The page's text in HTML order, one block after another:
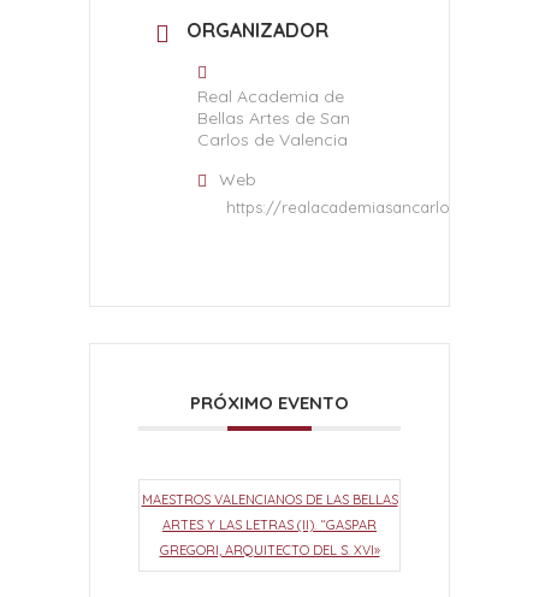
ORGANIZADOR
Real Academia de
Bellas Artes de San
Carlos de Valencia
Web
https://realacademiasancarlos.com/
PRÓXIMO EVENTO
MAESTROS VALENCIANOS DE LAS BELLAS
ARTES Y LAS LETRAS (II). “GASPAR
GREGORI, ARQUITECTO DEL S. XVI»